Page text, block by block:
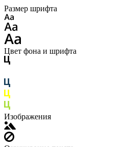
Размер шрифта
Цвет фона и шрифта
Изображения